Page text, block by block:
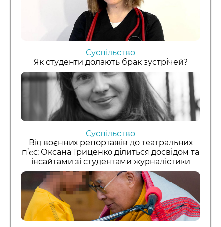
Суспільство
Як студенти долають брак зустрічей?
Суспільство
Від воєнних репортажів до театральних
п’єс: Оксана Гриценко ділиться досвідом та
інсайтами зі студентами журналістики